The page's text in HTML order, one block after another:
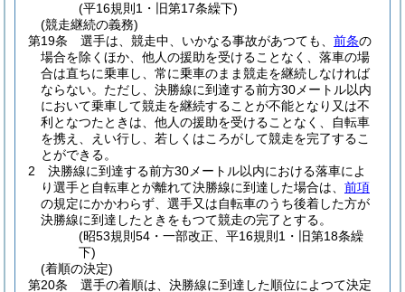
(平16規則1・旧第17条繰下)
(競走継続の義務)
第19条
選手は、競走中、いかなる事故があつても、 前条の
場合を除くほか、他人の援助を受けることなく、落車の場
合は直ちに乗車し、常に乗車のまま競走を継続しなければ
ならない。 ただし、決勝線に到達する前方30メートル以内
において乗車して競走を継続することが不能となり又は不
利となつたときは、他人の援助を受けることなく、自転車
を携え、えい行し、若しくはころがして競走を完了するこ
とができる。
2
決勝線に到達する前方30メートル以内における落車によ
り選手と自転車とが離れて決勝線に到達した場合は、 前項
の規定にかかわらず、選手又は自転車のうち後着した方が
決勝線に到達したときをもつて競走の完了とする。
(昭53規則54・一部改正、平16規則1・旧第18条繰
下)
(着順の決定)
第20条
選手の着順は、決勝線に到達した順位によつて決定